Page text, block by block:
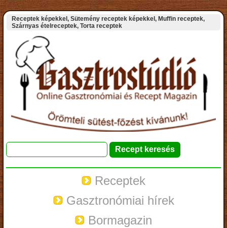
Receptek képekkel, Sütemény receptek képekkel, Muffin receptek,
Szárnyas ételreceptek, Torta receptek
Receptek
Gasztronómiai hírek
Bormagazin